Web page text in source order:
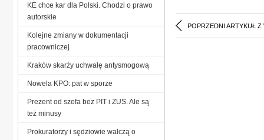
POPRZEDNI ARTYKUŁ Z
KE chce kar dla Polski. Chodzi o prawo
autorskie
Kolejne zmiany w dokumentacji
pracowniczej
Kraków skarży uchwałę antysmogową
Nowela KPO: pat w sporze
Prezent od szefa bez PIT i ZUS. Ale są
też minusy
Prokuratorzy i sędziowie walczą o